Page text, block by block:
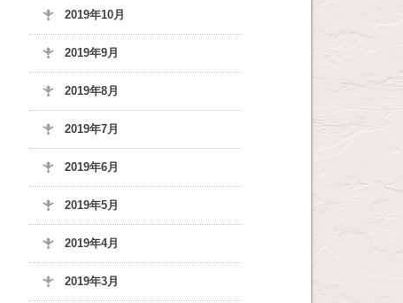
2019年10月
2019年9月
2019年8月
2019年7月
2019年6月
2019年5月
2019年4月
2019年3月